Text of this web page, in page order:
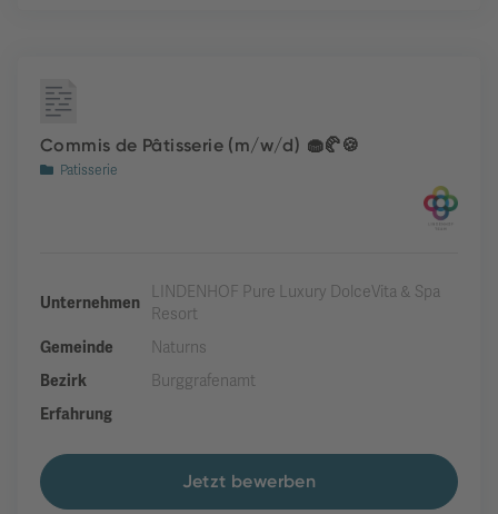
Commis de Pâtisserie (m/w/d) 🧁🥐🍪
Patisserie
Unternehmen
LINDENHOF Pure Luxury DolceVita & Spa
Resort
Gemeinde
Naturns
Bezirk
Burggrafenamt
Erfahrung
Jetzt bewerben